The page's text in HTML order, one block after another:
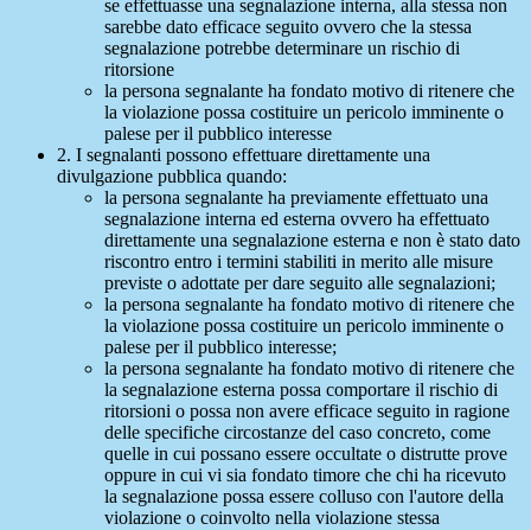
se effettuasse una segnalazione interna, alla stessa non
sarebbe dato efficace seguito ovvero che la stessa
segnalazione potrebbe determinare un rischio di
ritorsione
la persona segnalante ha fondato motivo di ritenere che
la violazione possa costituire un pericolo imminente o
palese per il pubblico interesse
2. I segnalanti possono effettuare direttamente una
divulgazione pubblica quando:
la persona segnalante ha previamente effettuato una
segnalazione interna ed esterna ovvero ha effettuato
direttamente una segnalazione esterna e non è stato dato
riscontro entro i termini stabiliti in merito alle misure
previste o adottate per dare seguito alle segnalazioni;
la persona segnalante ha fondato motivo di ritenere che
la violazione possa costituire un pericolo imminente o
palese per il pubblico interesse;
la persona segnalante ha fondato motivo di ritenere che
la segnalazione esterna possa comportare il rischio di
ritorsioni o possa non avere efficace seguito in ragione
delle specifiche circostanze del caso concreto, come
quelle in cui possano essere occultate o distrutte prove
oppure in cui vi sia fondato timore che chi ha ricevuto
la segnalazione possa essere colluso con l'autore della
violazione o coinvolto nella violazione stessa